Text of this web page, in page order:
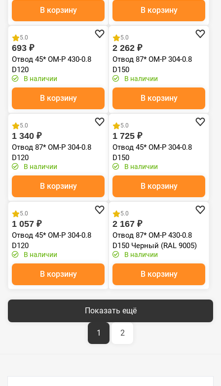
В корзину В корзину
Хит продаж
5.0
693 ₽
Отвод 45* ОМ-Р 430-0.8
D120
В наличии
В корзину
Хит продаж
5.0
2 262 ₽
Отвод 87* ОМ-Р 304-0.8
D150
В наличии
В корзину
Хит продаж
5.0
1 340 ₽
Отвод 87* ОМ-Р 304-0.8
D120
В наличии
В корзину
Хит продаж
5.0
1 725 ₽
Отвод 45* ОМ-Р 304-0.8
D150
В наличии
В корзину
Хит продаж
5.0
1 057 ₽
Отвод 45* ОМ-Р 304-0.8
D120
В наличии
В корзину
5.0
2 167 ₽
Отвод 87* ОМ-Р 430-0.8
D150 Черный (RAL 9005)
эмаль Т до 600С*
В наличии
В корзину
Показать ещё
1 2